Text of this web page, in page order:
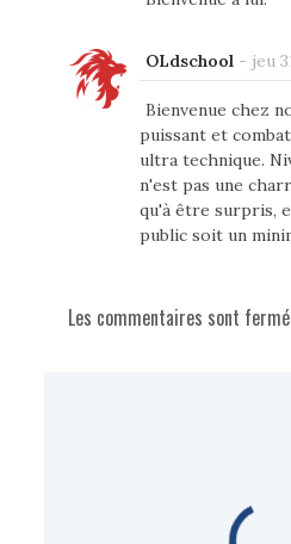
OLdschool - jeu
Bienvenue chez
puissant et
ultra technique.
n'est pas une
qu'à être surpris,
public soit un
Les commentaires sont